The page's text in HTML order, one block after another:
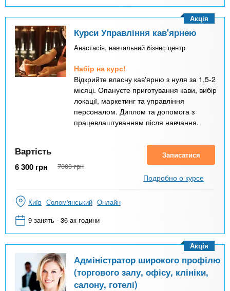
Курси Управління кав'ярнею
Анастасія, навчальний бізнес центр
Набір на курс!
Відкрийте власну кав'ярню з нуля за 1,5-2
місяці. Опануєте приготування кави, вибір
локації, маркетинг та управління
персоналом. Диплом та допомога з
працевлаштуванням після навчання.
Акція
Вартість
6 300 грн 7000 грн
Записатися
Подробно о курсе
Київ Солом'янський Онлайн
9 занять - 36 ак години
Адміністратор широкого профілю
(торгового залу, офісу, клініки,
салону, готелі)
Акція